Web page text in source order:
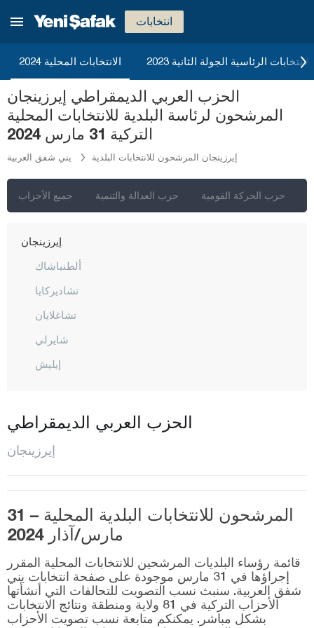
انتخابات
الانتخابات المحلية 2024 2023 الانتخابات الرئاسية الجولة الثانية
الحزب العربي الديمقراطي إيرزينجان
المرشحون لرئاسة البلدية للانتخابات المحلية
التركية 31 مارس 2024
يني شفق العربية إيرزينجان المرشحون للانتخابات البلدية
جميع الأحزاب حزب العدالة والتنمية حزب الحركة القومية
بورصا
شانكيري
دينيزلي
دياربكر
دوزجا
إلازغ
إيرزينجان
ألطنباشاك
تشاديركايا
تشاغلايان
شايرلي
إيليش
كيماه
مرجان
مولاكوي
أوطلوك بيليه
رفاهية
تيرجان
أوزوملو
الحزب العربي الديمقراطي
إيرزينجان
المرشحون للانتخابات البلدية المحلية – 31
مارس/آذار 2024
قائمة رؤساء البلديات المرشحين للانتخابات المحلية المقرر
إجراؤها في 31 مارس موجودة على صفحة انتخابات يني
شفق العربية. سنبث نسب التصويت للتحالفات التي أنشأتها
الأحزاب التركية في 81 ولاية ومنطقة ونتائج الانتخابات
بشكل مباشر. يمكنكم متابعة نسب تصويت الأحزاب